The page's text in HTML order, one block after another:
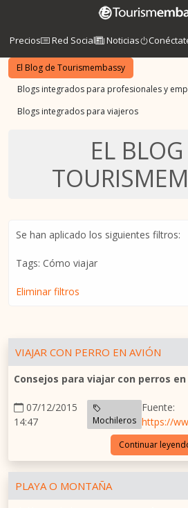
Precios Red Social Noticias
El Blog de Tourismembassy
Blogs integrados para profesionales y
Blogs integrados para viajeros
EL
Se han aplicado los siguientes filtros:
Tags: Cómo viajar
Eliminar filtros
VIAJAR CON PERRO EN AVIÓN
Consejos para viajar con perros
07/12/2015
14:47
Mochileros
Fuente:
https://
Continuar
PLAYA O MONTAÑA